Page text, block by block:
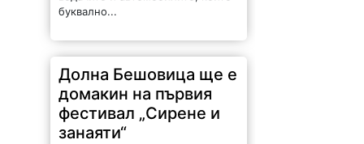
буквално...
Долна Бешовица ще е
домакин на първия
фестивал „Сирене и
занаяти“